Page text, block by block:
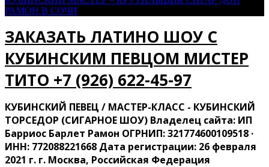
РАМОН В СОЧИ
ЗАКАЗАТЬ ЛАТИНО ШОУ С
КУБИНСКИМ ПЕВЦОМ МИСТЕР
ТИТО ‍+7 (926) 622-45-97
КУБИНСКИЙ ПЕВЕЦ / МАСТЕР-КЛАСС - КУБИНСКИЙ
ТОРСЕДОР (СИГАРНОЕ ШОУ) Владелец сайта: ИП
Барриос Барлет Рамон ОГРНИП: 321774600109518 ·
ИНН: 772088221668 Дата регистрации: 26 февраля
2021 г. г. Москва, Российская Федерация